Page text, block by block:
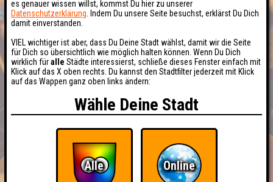
es genauer wissen willst, kommst Du hier zu unserer
Datenschutzerklärung . Indem Du unsere Seite besuchst, erklärst Du Dich
damit einverstanden.
VIEL wichtiger ist aber, dass Du Deine Stadt wählst, damit wir die Seite
für Dich so übersichtlich wie möglich halten können. Wenn Du Dich
wirklich füralle Städte interessierst, schließe dieses Fenster einfach mit
Klick auf das X oben rechts. Du kannst den Stadtfilter jederzeit mit Klick
auf das Wappen ganz oben links ändern:
Wähle Deine Stadt
Alle Online